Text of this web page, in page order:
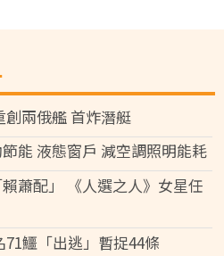
創兩俄艦 首炸潛艇
能 液態窗戶 減空調照明能耗
蕭配」 《人選之人》女星任
鱷「出逃」暫捉44條